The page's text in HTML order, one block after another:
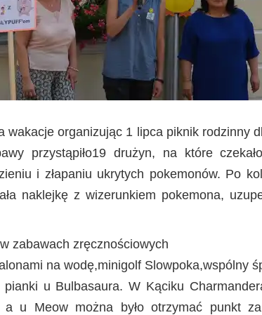
wakacje organizując 1 lipca piknik rodzinny
przystąpiło19 drużyn, na które
i złapaniu ukrytych pokemonów. Po
naklejkę z wizerunkiem pokemona,
zabawach zręcznościowych
na wodę,minigolf Slowpoka,wspólny
u Bulbasaura. W Kąciku
a u Meow można było otrzymać punkt